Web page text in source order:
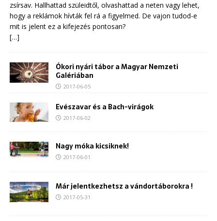
zsírsav. Hallhattad szüleidtől, olvashattad a neten vagy lehet,
hogy a reklámok hívták fel rá a figyelmed. De vajon tudod-e
mit is jelent ez a kifejezés pontosan?
[…]
Ókori nyári tábor a Magyar Nemzeti
Galériában
2017-06-05
Evészavar és a Bach-virágok
2017-06-02
Nagy móka kicsiknek!
2017-06-01
Már jelentkezhetsz a vándortáborokra !
2017-05-31